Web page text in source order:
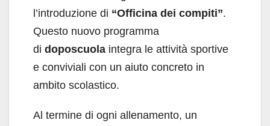
l’introduzione di “Officina dei compiti”.
Questo nuovo programma
di doposcuola integra le attività sportive
e conviviali con un aiuto concreto in
ambito scolastico.
Al termine di ogni allenamento, un